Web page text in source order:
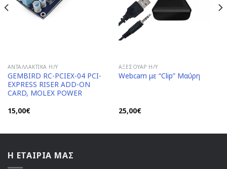
ΑΝΤΑΛΛΑΚΤΙΚΆ H/Y
GEMBIRD RC-PCIEX-04 PCI-
EXPRESS RISER ADD-ON
CARD, MOLEX POWER
15,00€
ΑΞΕΣΟΥΆΡ Η/Υ
Webcam με “Clip” Μαύρη
25,00€
Η ΕΤΑΙΡΙΑ ΜΑΣ